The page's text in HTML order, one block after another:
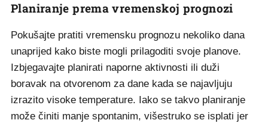
Planiranje prema vremenskoj prognozi
Pokušajte pratiti vremensku prognozu nekoliko dana
unaprijed kako biste mogli prilagoditi svoje planove.
Izbjegavajte planirati naporne aktivnosti ili duži
boravak na otvorenom za dane kada se najavljuju
izrazito visoke temperature. Iako se takvo planiranje
može činiti manje spontanim, višestruko se isplati jer